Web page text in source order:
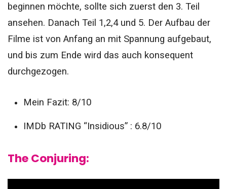
beginnen möchte, sollte sich zuerst den 3. Teil
ansehen. Danach Teil 1,2,4 und 5. Der Aufbau der
Filme ist von Anfang an mit Spannung aufgebaut,
und bis zum Ende wird das auch konsequent
durchgezogen.
Mein Fazit: 8/10
IMDb RATING “Insidious” : 6.8/10
The Conjuring: